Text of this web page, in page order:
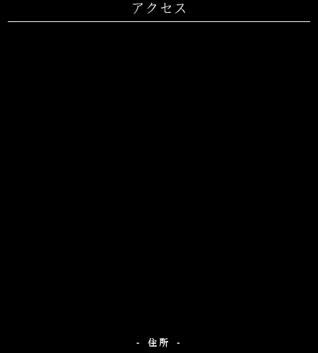
- 住所 -